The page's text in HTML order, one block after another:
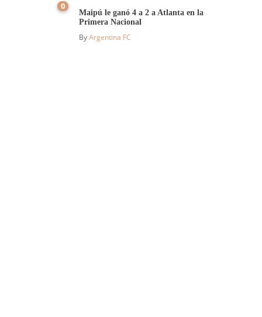
0
Maipú le ganó 4 a 2 a Atlanta en la
Primera Nacional
ByArgentina FC